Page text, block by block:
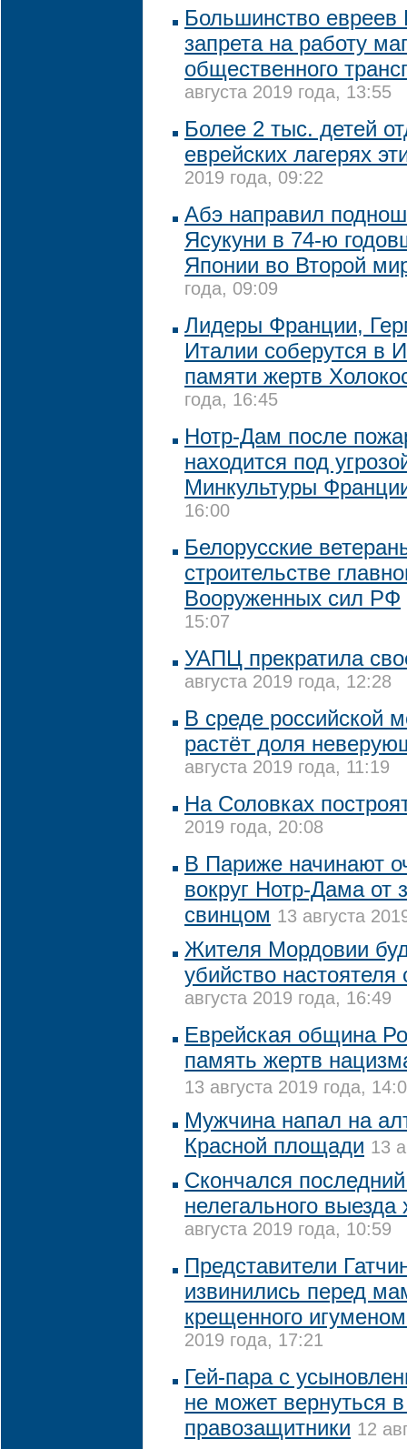
Большинство евреев
запрета на работу
общественного
августа 2019 года, 13:55
Более 2 тыс. детей
еврейских лагерях
2019 года, 09:22
Абэ направил
Ясукуни в 74-ю
Японии во Второй
года, 09:09
Лидеры Франции,
Италии соберутся в
памяти жертв
года, 16:45
Нотр-Дам после
находится под
Минкультуры
16:00
Белорусские
строительстве
Вооруженных сил РФ
15:07
УАПЦ прекратила
августа 2019 года, 12:28
В среде российской
растёт доля
августа 2019 года, 11:19
На Соловках
2019 года, 20:08
В Париже начинают
вокруг Нотр-Дама от
свинцом 13 августа
Жителя Мордовии
убийство настоятеля
августа 2019 года, 16:49
Еврейская община
память жертв
13 августа 2019 года,
Мужчина напал на
Красной площади 13
Скончался последний
нелегального
августа 2019 года, 10:59
Представители
извинились перед
крещенного
2019 года, 17:21
Гей-пара с
не может вернуться
правозащитники 12